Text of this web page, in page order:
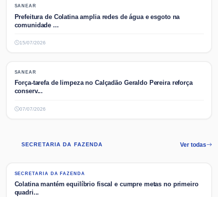
SANEAR
SANEAR
Prefeitura de Colatina amplia redes de água e esgoto na
comunidade ...
15/07/2026
SANEAR
SANEAR
Força-tarefa de limpeza no Calçadão Geraldo Pereira reforça
conserv...
07/07/2026
SECRETARIA DA FAZENDA Ver todas
SECRETARIA DA FAZENDA
SECRETARIA DA FAZENDA
Colatina mantém equilíbrio fiscal e cumpre metas no primeiro
quadri...